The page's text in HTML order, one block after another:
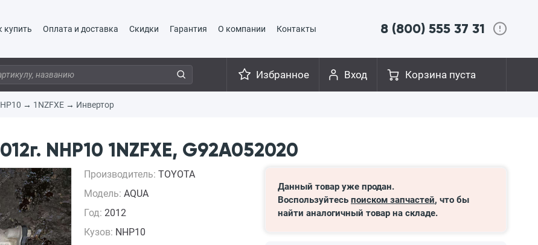
купить Оплата и доставка Скидки Гарантия О компании Контакты 8 (800) 555 37 31
Корзина пуста
Вход
Избранное
→ 1NZFXE → Инвертор
NHP10 1NZFXE, G92A052020
Производитель: TOYOTA
Модель: AQUA
Год: 2012
Кузов: NHP10
Данный товар уже продан.
Воспользуйтесь поиском запчастей, что бы
найти аналогичный товар на складе.